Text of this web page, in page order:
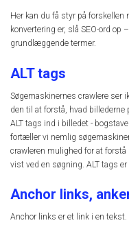
Her kan du få styr på forskellen
konvertering er, slå SEO-ord op
grundlæggende termer.
ALT tags
Søgemaskinernes crawlere ser
den til at forstå, hvad
ALT tags ind i billedet -
fortæller vi nemlig
crawleren mulighed for at
vist ved en søgning. ALT tags er
Anchor links,
Anchor links er et link i en